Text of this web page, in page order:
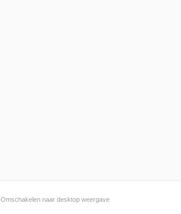
Omschakelen naar desktop weergave